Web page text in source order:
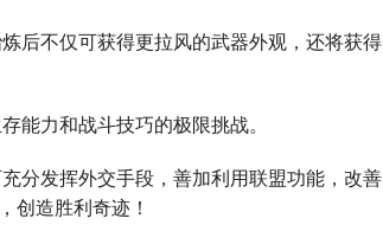
后不仅可获得更拉风的武器外观，还将获得
能力和战斗技巧的极限挑战。
充分发挥外交手段，善加利用联盟功能，改善
创造胜利奇迹！